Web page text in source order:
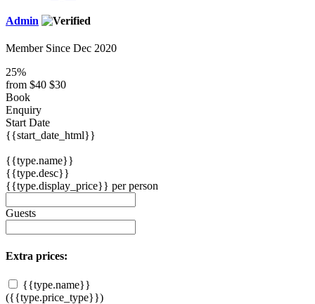
Admin
Member Since Dec 2020
25%
from $40 $30
Book
Enquiry
Start Date
{{start_date_html}}
{{type.name}}
{{type.desc}}
{{type.display_price}} per person
Guests
Extra prices:
{{type.name}}
({{type.price_type}})